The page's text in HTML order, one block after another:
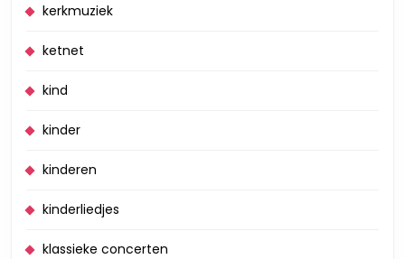
kerkmuziek
ketnet
kind
kinder
kinderen
kinderliedjes
klassieke concerten